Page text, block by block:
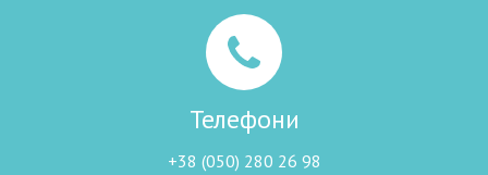
Телефони
+38 (050) 280 26 98